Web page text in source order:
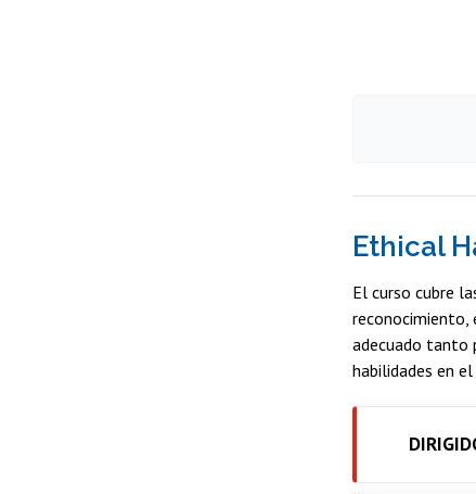
Ethical
El curso cubre
reconocimiento,
adecuado tanto
habilidades en el